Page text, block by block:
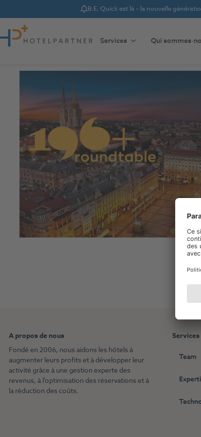
Notice
B.E. Quick est là – la nouvelle
Aller au contenu
Services
Qui sommes-
A propos de nous
Fondé en 2006, nous aidons les hôtels à
augmenter leurs profits et à développer leur
activité grâce à une gestion experte des
revenus, à l'optimisation des réservations et à
la réduction des coûts.
Services
Team